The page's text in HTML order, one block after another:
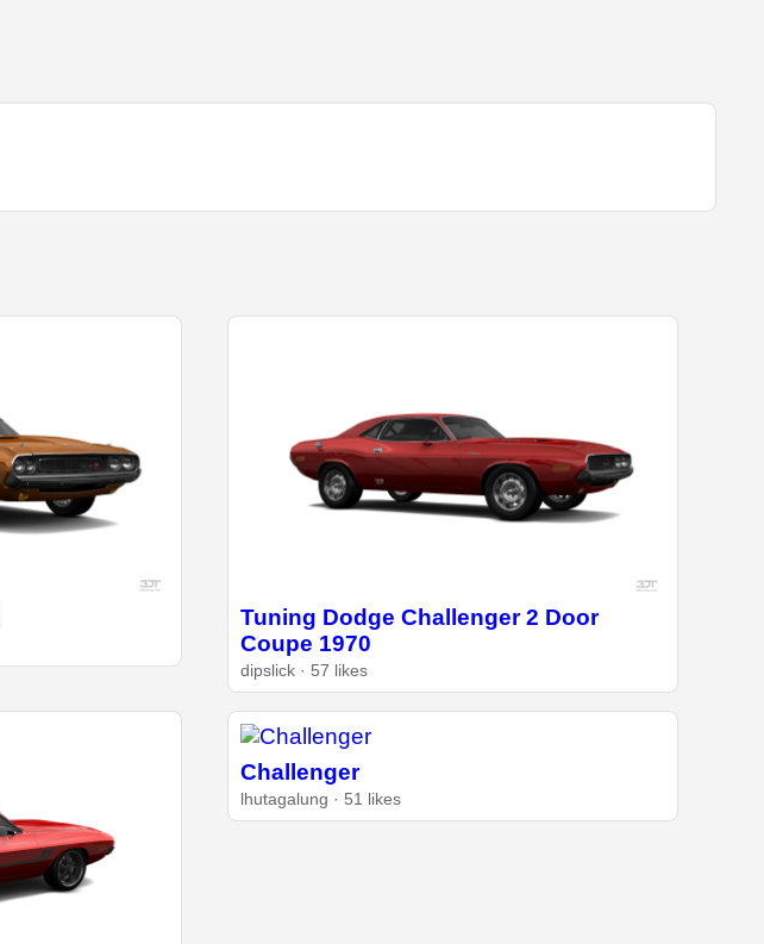
Tuning Dodge Challenger 2 Door
Coupe 1970
dipslick · 57 likes
Challenger
lhutagalung · 51 likes